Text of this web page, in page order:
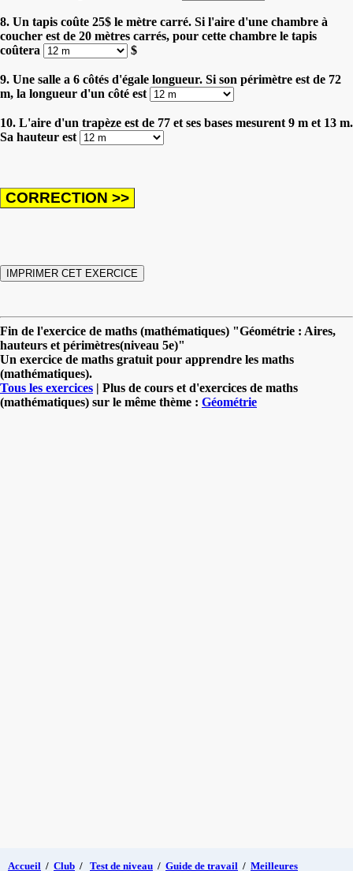
8. Un tapis coûte 25$ le mètre carré. Si l'aire d'une chambre à
coucher est de 20 mètres carrés, pour cette chambre le tapis
coûtera
$
9. Une salle a 6 côtés d'égale longueur. Si son périmètre est de 72
m, la longueur d'un côté est
10. L'aire d'un trapèze est de 77 et ses bases mesurent 9 m et 13 m.
Sa hauteur est
Fin de l'exercice de maths (mathématiques) "Géométrie : Aires,
hauteurs et périmètres(niveau 5e)"
Un exercice de maths gratuit pour apprendre les maths
(mathématiques).
Tous les exercices | Plus de cours et d'exercices de maths
(mathématiques) sur le même thème : Géométrie
Accueil / Club / Test de niveau / Guide de travail / Meilleures